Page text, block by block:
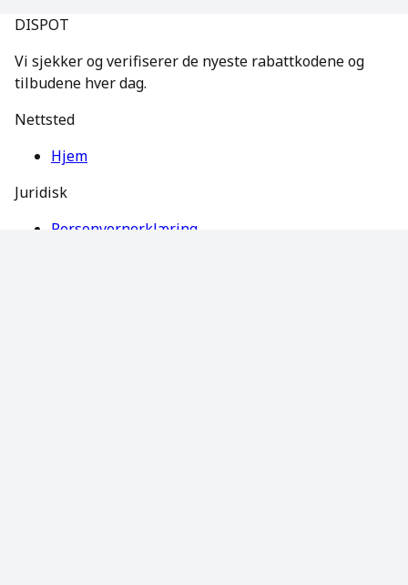
DISPOT
Vi sjekker og verifiserer de nyeste rabattkodene og
tilbudene hver dag.
Nettsted
Hjem
Juridisk
Personvernerklæring